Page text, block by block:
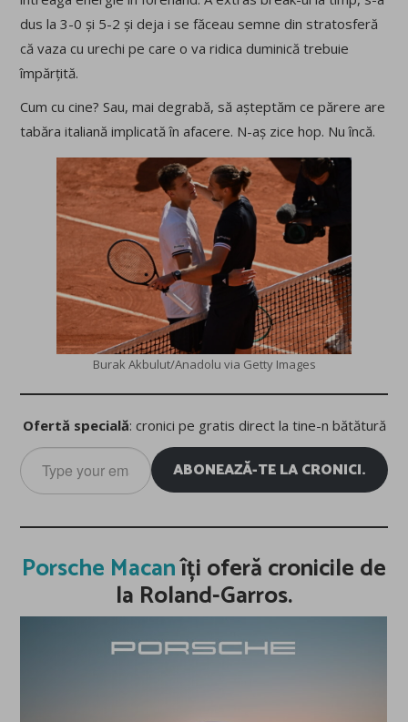
dus la 3-0 și 5-2 și deja i se făceau semne din stratosferă
că vaza cu urechi pe care o va ridica duminică trebuie
împărțită.
Cum cu cine? Sau, mai degrabă, să așteptăm ce părere are
tabăra italiană implicată în afacere. N-aș zice hop. Nu încă.
Burak Akbulut/Anadolu via Getty Images
Ofertă specială: cronici pe gratis direct la tine-n bătătură
Type
your
email…
ABONEAZĂ-TE LA CRONICI.
Porsche Macanîți oferă cronicile de
la Roland-Garros.